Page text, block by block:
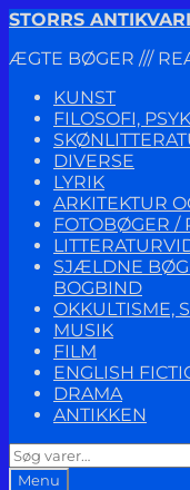
Spring
navigation
Spring
indhold
STORRS
ÆGTE BØGER ///
KUNST
FILOSOFI,
DIVERSE
LYRIK
ARKITEKTUR
FOTOBØGER /
SJÆLDNE
BOGBIND
OKKULTISME,
MUSIK
FILM
ENGLISH
DRAMA
ANTIKKEN
Søg
efter:
Menu